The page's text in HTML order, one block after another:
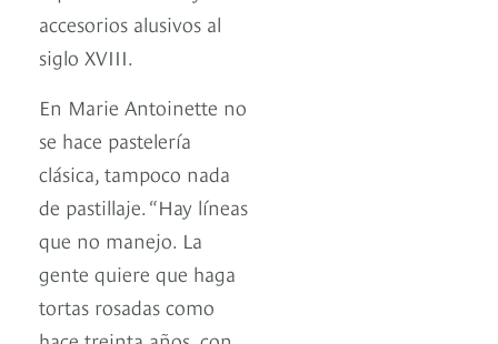
accesorios alusivos al
siglo XVIII.
En Marie Antoinette no
se hace pastelería
clásica, tampoco nada
de pastillaje. “Hay líneas
que no manejo. La
gente quiere que haga
tortas rosadas como